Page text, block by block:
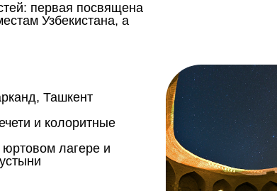
первая посвящена
Узбекистана, а
Ташкент
и колоритные
лагере и